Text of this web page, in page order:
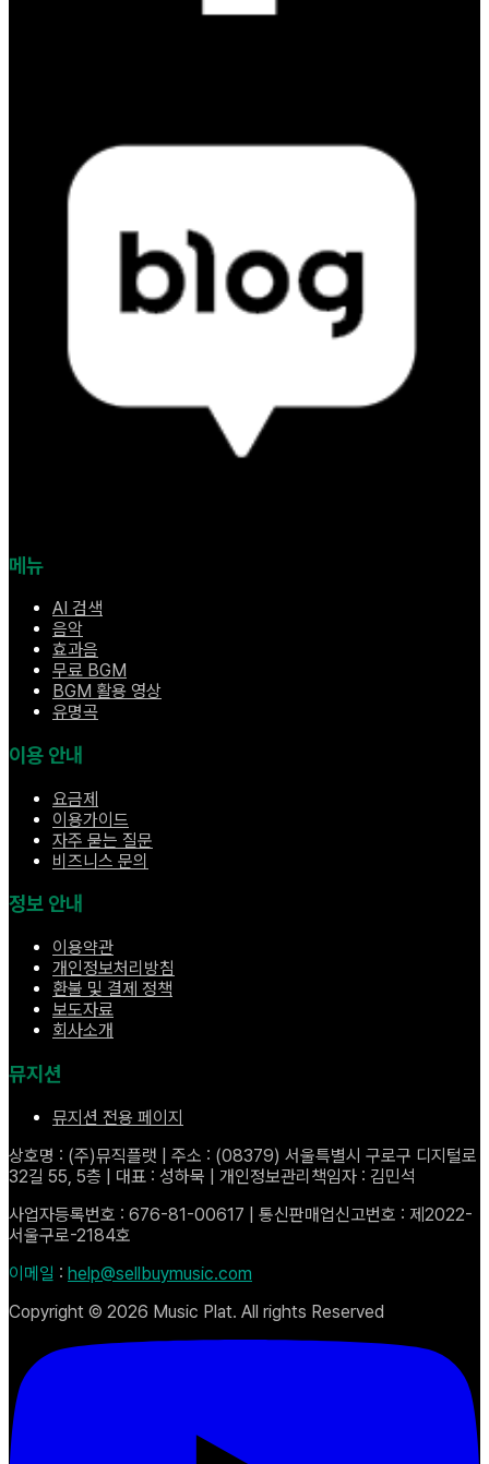
메뉴
AI 검색
음악
효과음
무료 BGM
BGM 활용 영상
유명곡
이용 안내
요금제
이용가이드
자주 묻는 질문
비즈니스 문의
정보 안내
이용약관
개인정보처리방침
환불 및 결제 정책
보도자료
회사소개
뮤지션
뮤지션 전용 페이지
상호명 : (주)뮤직플랫 | 주소 : (08379) 서울특별시 구로구 디지털로
32길 55, 5층 | 대표 : 성하묵 | 개인정보관리책임자 : 김민석
사업자등록번호 : 676-81-00617 | 통신판매업신고번호 : 제2022-
서울구로-2184호
이메일 : help@sellbuymusic.com
Copyright © 2026 Music Plat. All rights Reserved